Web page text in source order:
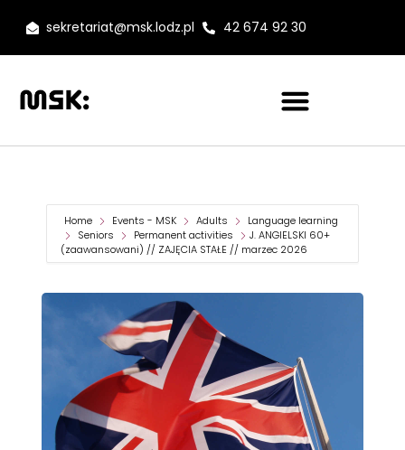
sekretariat@msk.lodz.pl 42 674 92 30
Home Events - MSK Adults
Language learning
Seniors
Permanent activities
J. ANGIELSKI 60+
(zaawansowani) // ZAJĘCIA STAŁE // marzec 2026